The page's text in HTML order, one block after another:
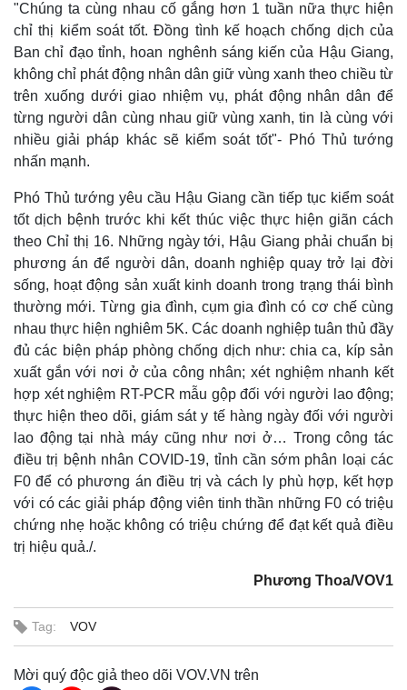
Thế giới
Quan sát
Cuộc sống đó đây
Hồ sơ
Multimedia
Video
Ảnh
E-Magazine
Infographic
"Chúng ta cùng nhau cố gắng hơn 1 tuần nữa thực hiện
chỉ thị kiểm soát tốt. Đồng tình kế hoạch chống dịch của
Ban chỉ đạo tỉnh, hoan nghênh sáng kiến của Hậu Giang,
không chỉ phát động nhân dân giữ vùng xanh theo chiều từ
trên xuống dưới giao nhiệm vụ, phát động nhân dân để
từng người dân cùng nhau giữ vùng xanh, tin là cùng với
nhiều giải pháp khác sẽ kiểm soát tốt"- Phó Thủ tướng
nhấn mạnh.
Phó Thủ tướng yêu cầu Hậu Giang cần tiếp tục kiểm soát
tốt dịch bệnh trước khi kết thúc việc thực hiện giãn cách
theo Chỉ thị 16. Những ngày tới, Hậu Giang phải chuẩn bị
phương án để người dân, doanh nghiệp quay trở lại đời
sống, hoạt động sản xuất kinh doanh trong trạng thái bình
thường mới. Từng gia đình, cụm gia đình có cơ chế cùng
nhau thực hiện nghiêm 5K. Các doanh nghiệp tuân thủ đầy
đủ các biện pháp phòng chống dịch như: chia ca, kíp sản
xuất gắn với nơi ở của công nhân; xét nghiệm nhanh kết
hợp xét nghiệm RT-PCR mẫu gộp đối với người lao động;
thực hiện theo dõi, giám sát y tế hàng ngày đối với người
lao động tại nhà máy cũng như nơi ở… Trong công tác
điều trị bệnh nhân COVID-19, tỉnh cần sớm phân loại các
F0 để có phương án điều trị và cách ly phù hợp, kết hợp
với có các giải pháp động viên tinh thần những F0 có triệu
chứng nhẹ hoặc không có triệu chứng để đạt kết quả điều
trị hiệu quả./.
Phương Thoa/VOV1
Tag: VOV
Mời quý độc giả theo dõi VOV.VN trên